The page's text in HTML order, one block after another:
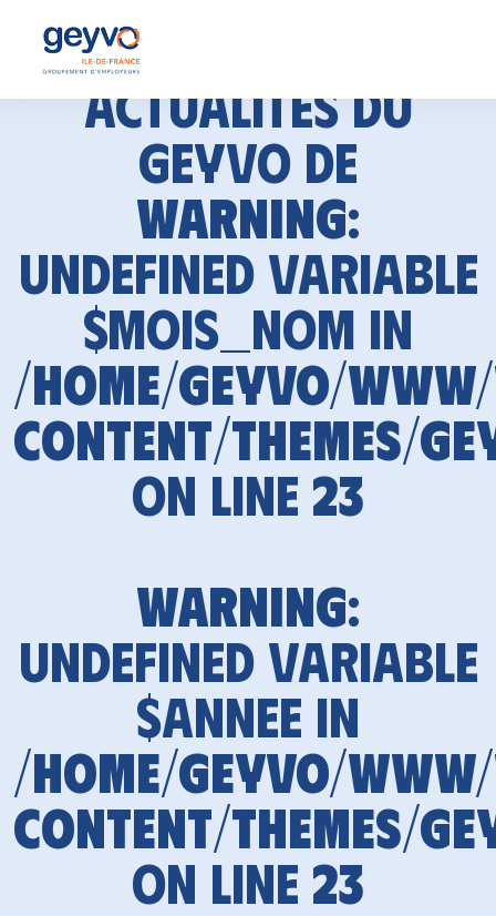
Actualités du
GEYVO de
Warning:
Undefined variable
$mois_nom in
/home/geyvo/
content/themes/
on line 23
Warning:
Undefined variable
$annee in
/home/geyvo/
content/themes/
on line 23